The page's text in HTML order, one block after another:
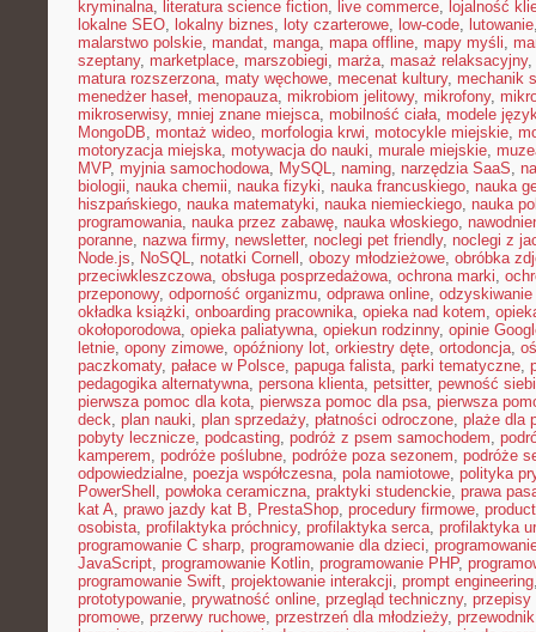
kryminalna, literatura science fiction, live commerce, lojalność
lokalne SEO, lokalny biznes, loty czarterowe, low-code, lutowanie
malarstwo polskie, mandat, manga, mapa offline, mapy myśli,
szeptany, marketplace, marszobiegi, marża, masaż relaksacyjny,
matura rozszerzona, maty węchowe, mecenat kultury, mechanik
menedżer haseł, menopauza, mikrobiom jelitowy, mikrofony,
mikroserwisy, mniej znane miejsca, mobilność ciała, modele
MongoDB, montaż wideo, morfologia krwi, motocykle miejskie,
motoryzacja miejska, motywacja do nauki, murale miejskie,
MVP, myjnia samochodowa, MySQL, naming, narzędzia SaaS,
biologii, nauka chemii, nauka fizyki, nauka francuskiego, nauka
hiszpańskiego, nauka matematyki, nauka niemieckiego, nauka
programowania, nauka przez zabawę, nauka włoskiego,
poranne, nazwa firmy, newsletter, noclegi pet friendly, noclegi z
Node.js, NoSQL, notatki Cornell , obozy młodzieżowe, obróbka
przeciwkleszczowa, obsługa posprzedażowa, ochrona marki,
przeponowy, odporność organizmu, odprawa online,
okładka książki, onboarding pracownika, opieka nad kotem,
okołoporodowa, opieka paliatywna, opiekun rodzinny, opinie
letnie, opony zimowe, opóźniony lot, orkiestry dęte, ortodoncja,
paczkomaty, pałace w Polsce, papuga falista, parki tematyczne,
pedagogika alternatywna, persona klienta, petsitter, pewność
pierwsza pomoc dla kota, pierwsza pomoc dla psa, pierwsza
deck, plan nauki, plan sprzedaży, płatności odroczone, plaże dla
pobyty lecznicze, podcasting, podróż z psem samochodem,
kamperem, podróże poślubne, podróże poza sezonem, podróże
odpowiedzialne, poezja współczesna, pola namiotowe, polityka
PowerShell , powłoka ceramiczna, praktyki studenckie, prawa
kat A, prawo jazdy kat B, PrestaShop, procedury firmowe,
osobista, profilaktyka próchnicy, profilaktyka serca, profilaktyka
programowanie C sharp, programowanie dla dzieci,
JavaScript, programowanie Kotlin, programowanie PHP,
programowanie Swift, projektowanie interakcji, prompt engineering
prototypowanie, prywatność online, przegląd techniczny, przepisy
promowe, przerwy ruchowe, przestrzeń dla młodzieży,